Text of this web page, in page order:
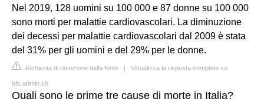
Nel 2019, 128 uomini su 100 000 e 87 donne su 100 000
sono morti per malattie cardiovascolari. La diminuzione
dei decessi per malattie cardiovascolari dal 2009 è stata
del 31% per gli uomini e del 29% per le donne.
Richiesta di rimozione della fonte | Visualizza la risposta completa su
bfs.admin.ch
Quali sono le prime tre cause di morte in Italia?